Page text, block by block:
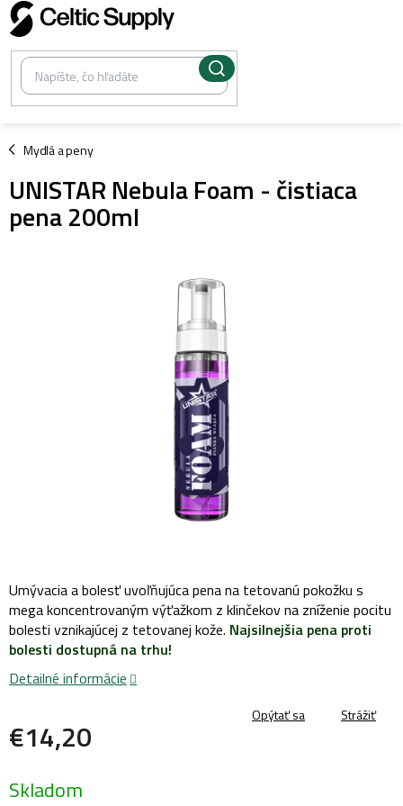
Prejsť
na
obsah
Mydlá a peny
/
UNISTAR Nebula Foam - čistiaca
pena 200ml
€14,20
cena:
Skladom
Umývacia a bolesť uvoľňujúca pena na tetovanú pokožku s
mega koncentrovaným výťažkom z klinčekov na zníženie pocitu
bolesti vznikajúcej z tetovanej kože. Najsilnejšia pena proti
bolesti dostupná na trhu!
Detailné informácie
Opýtať sa Strážiť